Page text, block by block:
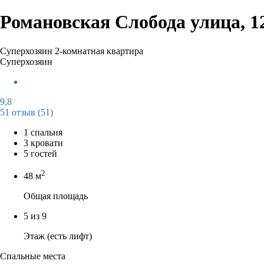
Романовская Слобода улица,
Суперхозяин 2-комнатная квартира
Суперхозяин
9,8
51 отзыв (51)
1 спальня
3 кровати
5 гостей
48 м2
Общая площадь
5 из 9
Этаж (есть лифт)
Спальные места